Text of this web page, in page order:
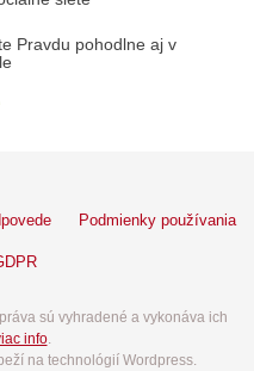
Pravdu pohodlne aj v
Podmienky používania
sú vyhradené a vykonáva ich
info.
na technológií Wordpress.